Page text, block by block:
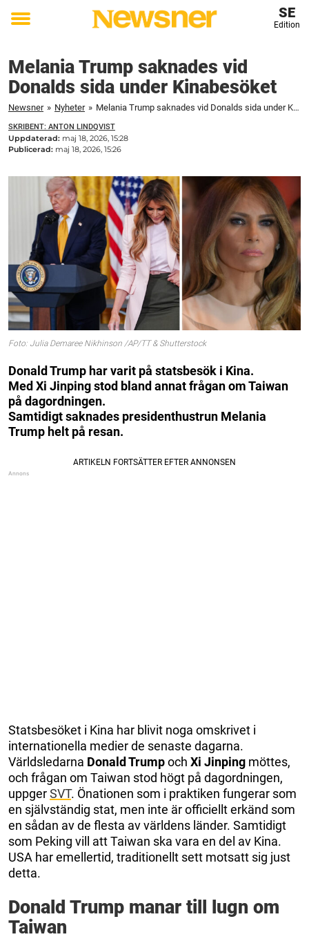
Toggle
SE
Edition
Melania Trump saknades vid
Donalds sida under Kinabesöket
Newsner » Nyheter » Melania Trump saknades vid Donalds sida under Kinabesöket
SKRIBENT: ANTON LINDQVIST
Uppdaterad: maj 18, 2026, 15:28
Publicerad: maj 18, 2026, 15:26
Foto: Julia Demaree Nikhinson /AP/TT & Shutterstock
Donald Trump har varit på statsbesök i Kina.
Med Xi Jinping stod bland annat frågan om Taiwan
på dagordningen.
Samtidigt saknades presidenthustrun Melania
Trump helt på resan.
Statsbesöket i Kina har blivit noga omskrivet i
internationella medier de senaste dagarna.
Världsledarna Donald Trumpoch Xi Jinping möttes,
och frågan om Taiwan stod högt på dagordningen,
uppgerSVT. Önationen som i praktiken fungerar som
en självständig stat, men inte är officiellt erkänd som
en sådan av de flesta av världens länder. Samtidigt
som Peking vill att Taiwan ska vara en del av Kina.
USA har emellertid, traditionellt sett motsatt sig just
detta.
Donald Trump manar till lugn om
Taiwan